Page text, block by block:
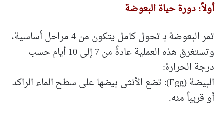
​أولاً: دورة حياة البعوضة
​تمر البعوضة بـ تحول كامل يتكون من 4 مراحل أساسية،
وتستغرق هذه العملية عادةً من 7 إلى 10 أيام حسب
درجة الحرارة:
​البيضة (Egg): تضع الأنثى بيضها على سطح الماء الراكد
أو قريباً منه.